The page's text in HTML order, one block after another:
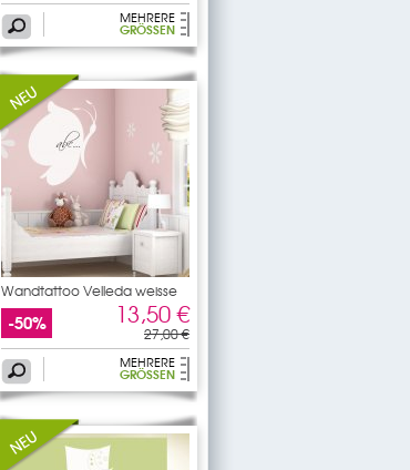
MEHRERE
GRÖSSEN
Wandtattoo Velleda weisse
-50% 13,50 €
27,00 €
MEHRERE
GRÖSSEN